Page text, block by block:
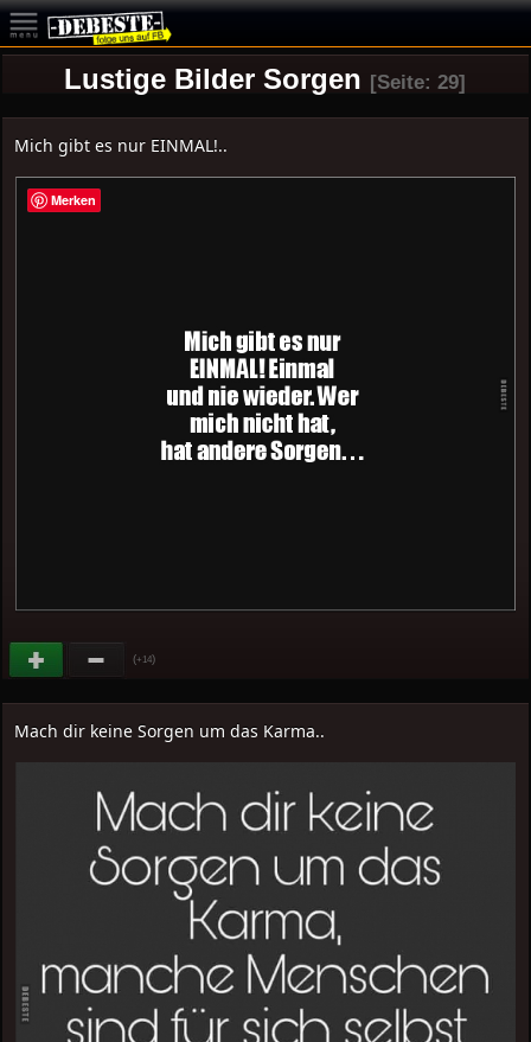
Lustige Bilder Sorgen [Seite: 29]
Mich gibt es nur EINMAL!..
(+14)
Mach dir keine Sorgen um das Karma..
Merken